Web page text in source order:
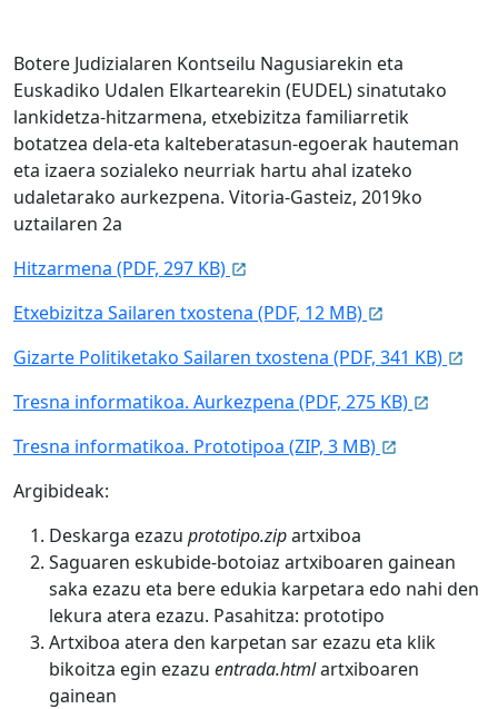
Botere Judizialaren Kontseilu Nagusiarekin eta
Euskadiko Udalen Elkartearekin (EUDEL) sinatutako
lankidetza-hitzarmena, etxebizitza familiarretik
botatzea dela-eta kalteberatasun-egoerak hauteman
eta izaera sozialeko neurriak hartu ahal izateko
udaletarako aurkezpena. Vitoria-Gasteiz, 2019ko
uztailaren 2a
Hitzarmena (PDF, 297 KB)
Etxebizitza Sailaren txostena (PDF, 12 MB)
Gizarte Politiketako Sailaren txostena (PDF, 341 KB)
Tresna informatikoa. Aurkezpena (PDF, 275 KB)
Tresna informatikoa. Prototipoa (ZIP, 3 MB)
Argibideak:
Deskarga ezazu prototipo.zipartxiboa
Saguaren eskubide-botoiaz artxiboaren gainean
saka ezazu eta bere edukia karpetara edo nahi den
lekura atera ezazu. Pasahitza: prototipo
Artxiboa atera den karpetan sar ezazu eta klik
bikoitza egin ezazu entrada.htmlartxiboaren
gainean